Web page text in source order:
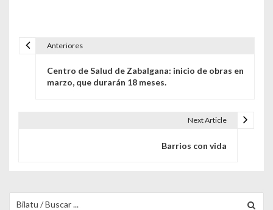
Anteriores
Centro de Salud de Zabalgana: inicio de obras en
marzo, que durarán 18 meses.
Next Article
Barrios con vida